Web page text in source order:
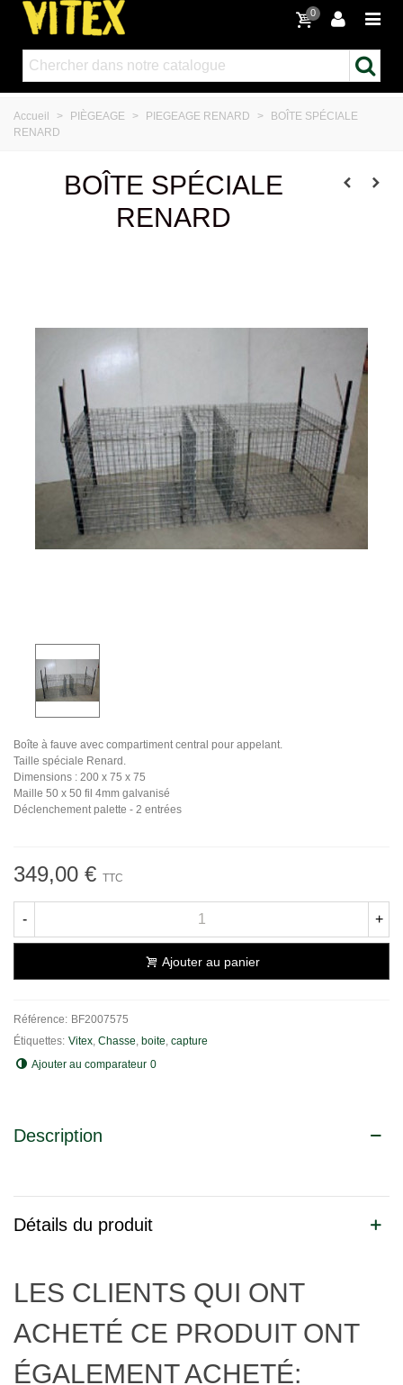
0
Accueil > PIÈGEAGE > PIEGEAGE RENARD >
BOÎTE SPÉCIALE
RENARD
BOÎTE SPÉCIALE
RENARD
Boîte à fauve avec compartiment central pour appelant.
Taille spéciale Renard.
Dimensions : 200 x 75 x 75
Maille 50 x 50 fil 4mm galvanisé
Déclenchement palette - 2 entrées
349,00 € TTC
- +
Ajouter au panier
Référence: BF2007575
Étiquettes: Vitex, Chasse, boite, capture
Ajouter au comparateur 0
Description
Détails du produit
LES CLIENTS QUI ONT
ACHETÉ CE PRODUIT ONT
ÉGALEMENT ACHETÉ: